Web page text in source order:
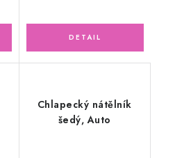
Chlapecký nátělník
šedý, Auto